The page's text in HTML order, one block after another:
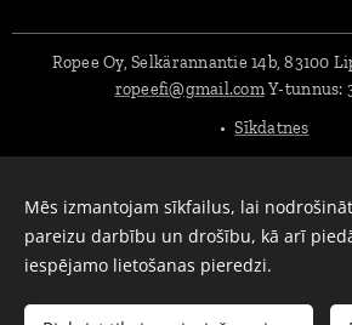
Ropee Oy, Selkärannantie 14b, 83100
ropeefi@gmail.comY-tunnus:
Sīkdatnes
Suomi
English Svenska Eesti keel
Lietuvių kalba
Polski
Mēs izmantojam sīkfailus, lai
pareizu darbību un drošību, kā arī
iespējamo lietošanas pieredzi.